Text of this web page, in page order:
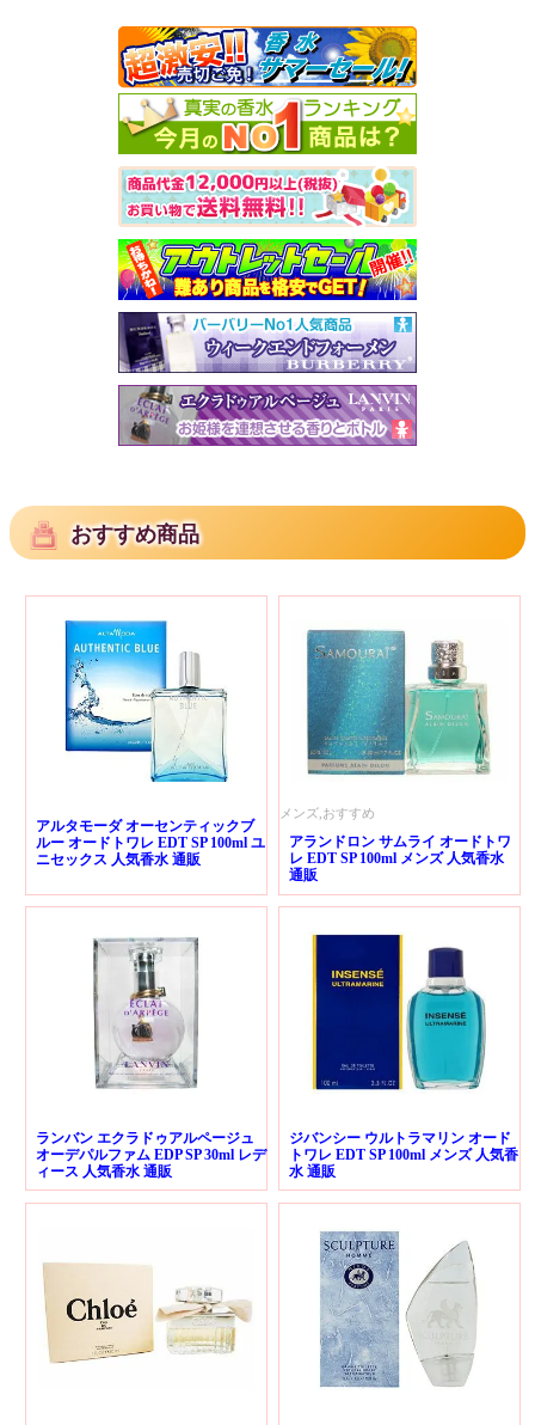
おすすめ商品
アルタモーダ オーセンティックブ
ルー オードトワレ EDT SP 100ml ユ
ニセックス 人気香水 通販
メンズ,おすすめ
アランドロン サムライ オードトワ
レ EDT SP 100ml メンズ 人気香水
通販
ランバン エクラドゥアルページュ
オーデパルファム EDP SP 30ml レデ
ィース 人気香水 通販
ジバンシー ウルトラマリン オード
トワレ EDT SP 100ml メンズ 人気香
水 通販